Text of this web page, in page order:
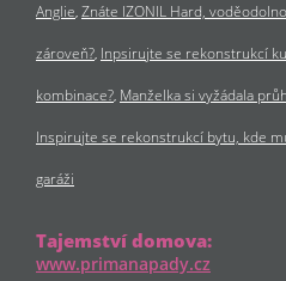
Anglie Znáte IZONIL Hard,
zároveň? Inpsirujte se rekonstrukcí
kombinace? Manželka si vyžádala
Inspirujte se rekonstrukcí bytu, kde
garáži
Tajemství domova:
www.primanapady.cz